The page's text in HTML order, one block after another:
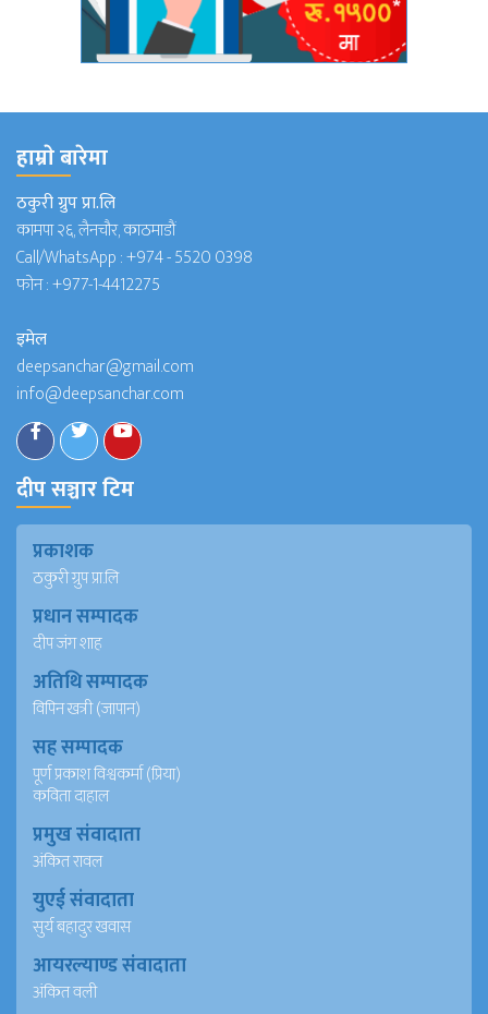
हाम्राे बारेमा
ठकुरी ग्रुप प्रा.लि
कामपा २६, लैनचौर, काठमाडौं
Call/WhatsApp :+974 - 5520 0398
फोन :+977-1-4412275
इमेल
deepsanchar@gmail.com
info@deepsanchar.com
दीप सञ्चार टिम
प्रकाशक
ठकुरी ग्रुप प्रा.लि
प्रधान सम्पादक
दीप जंग शाह
अतिथि सम्पादक
विपिन खत्री (जापान)
सह सम्पादक
पूर्ण प्रकाश विश्वकर्मा (प्रिया)
कविता दाहाल
प्रमुख संवादाता
अंकित रावल
युएई संवादाता
सुर्य बहादुर खवास
आयरल्याण्ड संवादाता
अंकित वली